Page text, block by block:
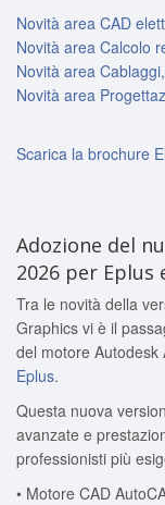
Novità area CAD
Novità area Calcolo
Novità area
Novità area
Scarica la brochure
Adozione del
2026 per Eplus
Tra le novità della
Graphics vi è il
del motore Autodesk
Eplus.
Questa nuova
avanzate e
professionisti più
• Motore CAD